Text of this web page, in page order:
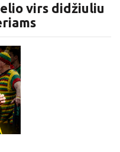
virs didžiuliu